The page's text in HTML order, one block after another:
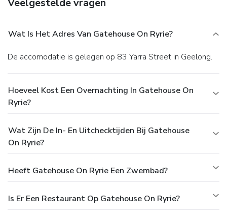
Wat Is Het Adres Van Gatehouse On Ryrie?
De accomodatie is gelegen op 83 Yarra Street in Geelong.
Hoeveel Kost Een Overnachting In Gatehouse On
Ryrie?
Wat Zijn De In- En Uitchecktijden Bij Gatehouse
On Ryrie?
Heeft Gatehouse On Ryrie Een Zwembad?
Is Er Een Restaurant Op Gatehouse On Ryrie?